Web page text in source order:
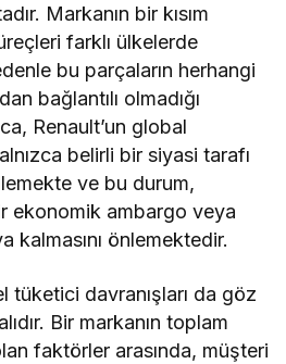
Markanın bir kısım
farklı ülkelerde
bu parçaların herhangi
bağlantılı olmadığı
Renault’un global
belirli bir siyasi tarafı
ve bu durum,
ekonomik ambargo veya
kalmasını önlemektedir.
tüketici davranışları da göz
Bir markanın toplam
faktörler arasında, müşteri